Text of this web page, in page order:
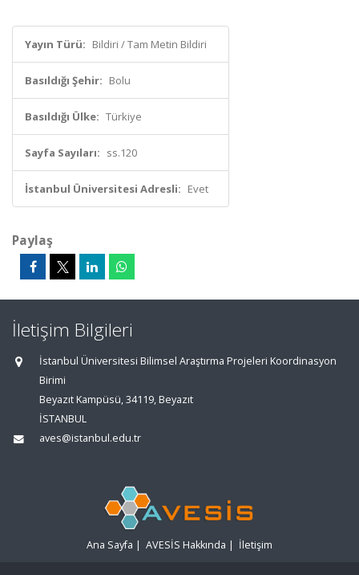
Yayın Türü: Bildiri / Tam Metin Bildiri
Basıldığı Şehir: Bolu
Basıldığı Ülke: Türkiye
Sayfa Sayıları: ss.120
İstanbul Üniversitesi Adresli: Evet
Paylaş
İletişim Bilgileri
İstanbul Üniversitesi Bilimsel Araştırma Projeleri Koordinasyon
Birimi
Beyazıt Kampüsü, 34119, Beyazıt
İSTANBUL
aves@istanbul.edu.tr
Ana Sayfa | AVESİS Hakkında | İletişim